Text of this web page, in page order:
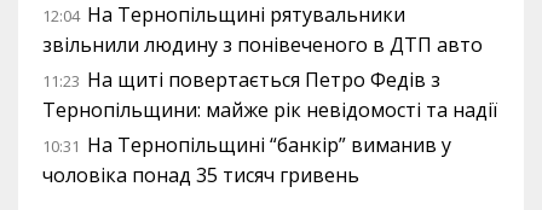
12:04 На Тернопільщині рятувальники
звільнили людину з понівеченого в ДТП авто
11:23 На щиті повертається Петро Федів з
Тернопільщини: майже рік невідомості та надії
10:31 На Тернопільщині “банкір” виманив у
чоловіка понад 35 тисяч гривень